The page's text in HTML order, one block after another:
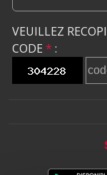
VEUILLEZ
CODE * :